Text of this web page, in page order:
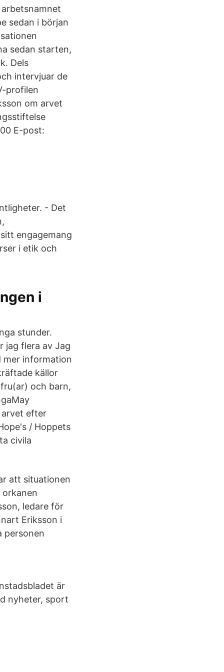
sedan i början
sedan starten,
Dels
intervjuar de
profilen
om arvet
E-post:
- Det
engagemang
i etik och
i
stunder.
jag flera av Jag
mer information
källor
och barn,
arvet efter
/ Hoppets
civila
att situationen
ledare för
Eriksson i
personen
är
nyheter, sport